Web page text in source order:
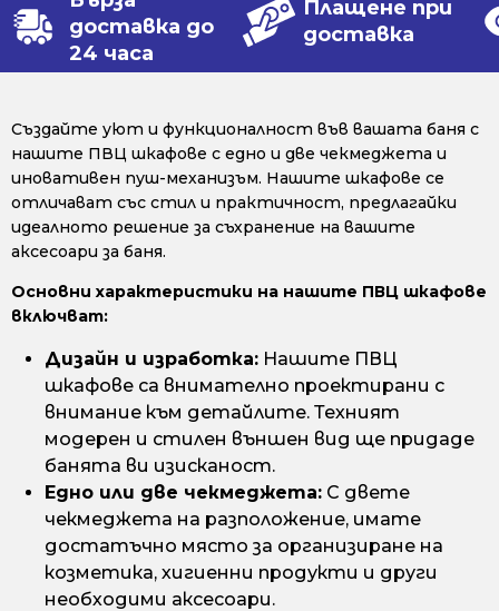
доставка до
24 часа
Плащене при
доставка
Създайте уют и функционалност във вашата баня с
нашите ПВЦ шкафове с едно и две чекмеджета и
иновативен пуш-механизъм. Нашите шкафове се
отличават със стил и практичност, предлагайки
идеалното решение за съхранение на вашите
аксесоари за баня.
Основни характеристики на нашите ПВЦ шкафове
включват:
Дизайн и изработка: Нашите ПВЦ
шкафове са внимателно проектирани с
внимание към детайлите. Техният
модерен и стилен външен вид ще придаде
банята ви изисканост.
Едно или две чекмеджета: С двете
чекмеджета на разположение, имате
достатъчно място за организиране на
козметика, хигиенни продукти и други
необходими аксесоари.